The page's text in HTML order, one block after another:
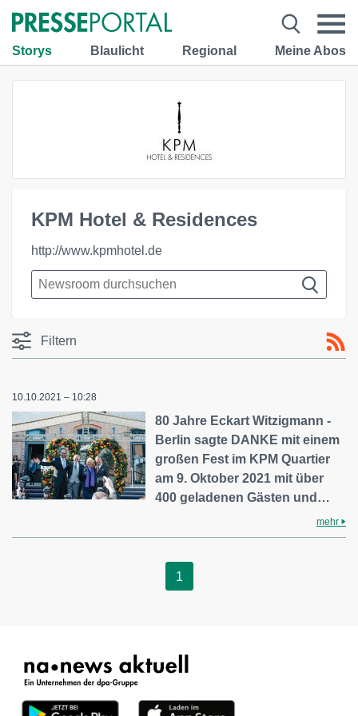
Storys Blaulicht Regional Meine Abos
KPM Hotel & Residences
http://www.kpmhotel.de
Filtern
10.10.2021 – 10:28
80 Jahre Eckart Witzigmann -
Berlin sagte DANKE mit einem
großen Fest im KPM Quartier
am 9. Oktober 2021 mit über
400 geladenen Gästen und…
mehr
1